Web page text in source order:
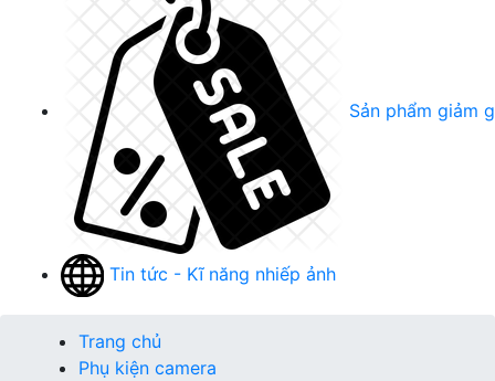
Sản phẩm giảm
Tin tức - Kĩ năng nhiếp ảnh
Trang chủ
Phụ kiện camera